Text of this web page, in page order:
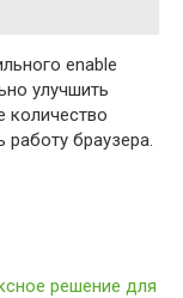
enable
улучшить
количество
браузера.
решение для